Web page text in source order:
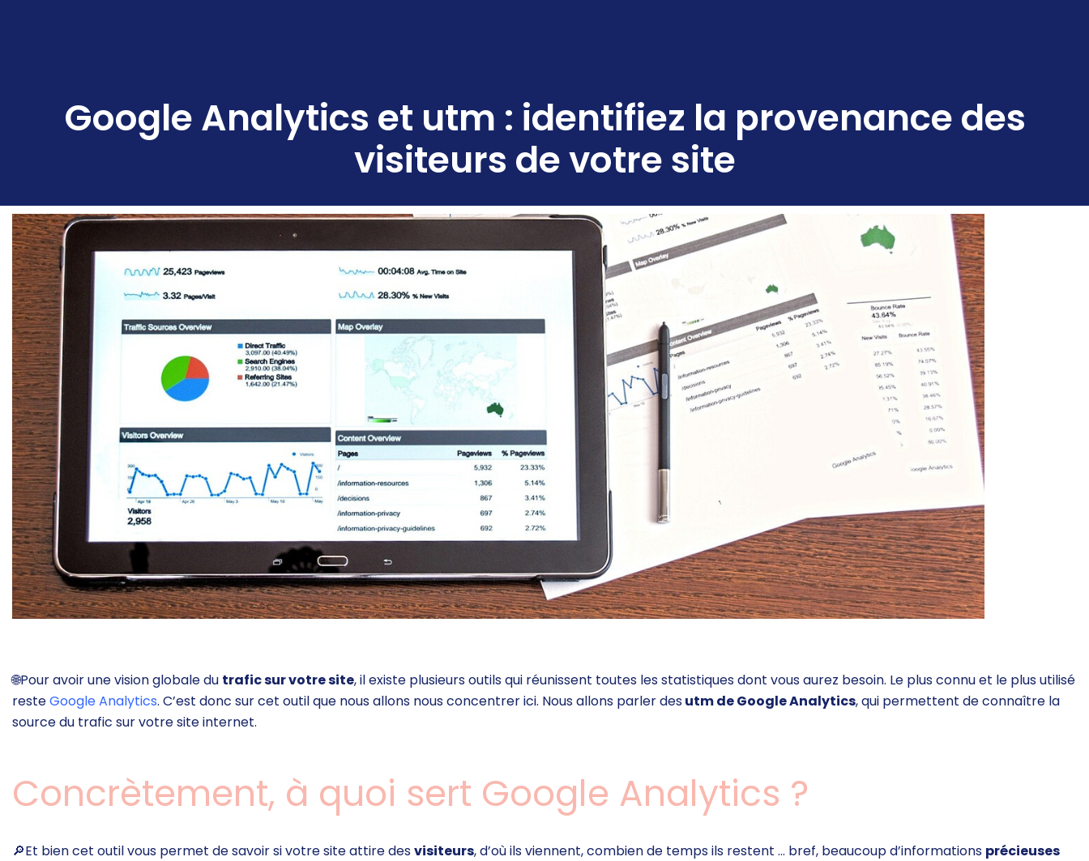
Google Analytics et utm : identifiez la provenance des
visiteurs de votre site
🌐Pour avoir une vision globale du trafic sur votre site, il existe plusieurs outils qui réunissent toutes les statistiques dont vous aurez besoin. Le plus connu et le plus utilisé
resteGoogle Analytics. C’est donc sur cet outil que nous allons nous concentrer ici. Nous allons parler desutm de Google Analytics, qui permettent de connaître la
source du trafic sur votre site internet.
Concrètement, à quoi sert Google Analytics ?
🔎Et bien cet outil vous permet de savoir si votre site attire desvisiteurs, d’où ils viennent, combien de temps ils restent … bref, beaucoup d’informations précieuses